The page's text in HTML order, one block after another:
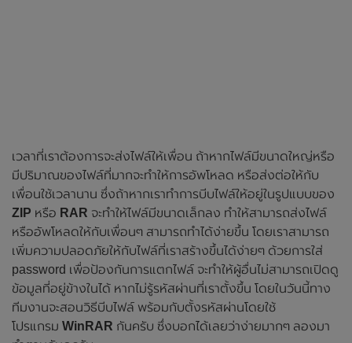
เวลาที่เราต้องการจะส่งไฟล์ให้เพื่อน ถ้าหากไฟล์มีขนาดใหญ่หรือ
มีปริมาณของไฟล์ที่มากจะทำให้การอัพโหลด หรือส่งต่อให้กับ
เพื่อนใช้เวลานาน ซึ่งถ้าหากเราทำการบีบไฟล์ให้อยู่ในรูปแบบของ
ZIP หรือ RAR จะทำให้ไฟล์มีขนาดเล็กลง ทำให้สามารถส่งไฟล์
หรืออัพโหลดให้กับเพื่อนๆ สามารถทำได้ง่ายขึ้น โดยเราสามารถ
เพิ่มความปลอดภัยให้กับไฟล์ที่เราสร้างขึ้นได้ง่ายๆ ด้วยการใส่
password เพื่อป้องกันการแตกไฟล์ จะทำให้ผู้อื่นไม่สามารถเปิดดู
ข้อมูลที่อยู่ข้างในได้ หากไม่รู้รหัสผ่านที่เราตั้งขึ้น โดยในวันนี้ทาง
ทีมงานจะสอนวิธีบีบไฟล์ พร้อมกับตั้งรหัสผ่านโดยใช้
โปรแกรม WinRAR กันครับ ซึ่งบอกได้เลยว่าง่ายมากๆ ลองมา